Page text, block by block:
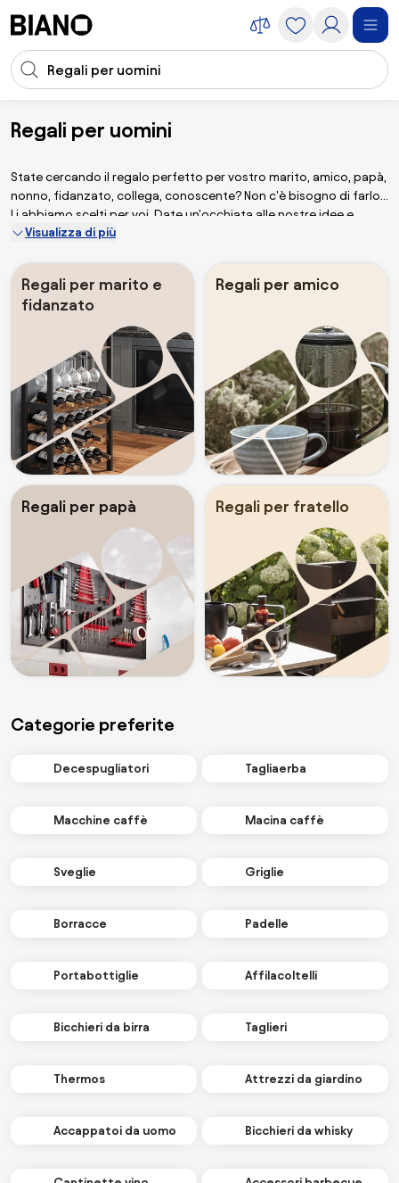
Input della ricerca
Regali per uomini
Idee regalo Regali per lui
State cercando il regalo perfetto per vostro marito, amico, papà,
nonno, fidanzato, collega, conoscente? Non c'è bisogno di farlo.
Li abbiamo scelti per voi. Date un'occhiata alle nostre idee e
lasciatevi ispirare da innumerevoli prodotti per tutti i budget.
Visualizza di più
Regali per marito e
fidanzato
Regali per amico
Regali per papà Regali per fratello
Categorie preferite
Decespugliatori Tagliaerba
Macchine caffè Macina caffè
Sveglie Griglie
Borracce Padelle
Portabottiglie Affilacoltelli
Bicchieri da birra Taglieri
Thermos Attrezzi da giardino
Accappatoi da uomo Bicchieri da whisky